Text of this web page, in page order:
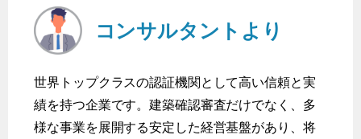
コンサルタントより
世界トップクラスの認証機関として高い信頼と実
績を持つ企業です。建築確認審査だけでなく、多
様な事業を展開する安定した経営基盤があり、将